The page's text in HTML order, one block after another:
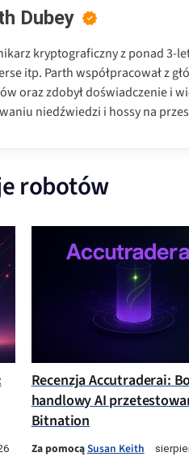
Dubey
kryptograficzny z ponad 3-
itp. Parth współpracował z
oraz zdobył doświadczenie i
niedźwiedzi i hossy na
robotów
Recenzja Accutraderai:
handlowy AI
Bitnation
Za pomocąSusan Keith